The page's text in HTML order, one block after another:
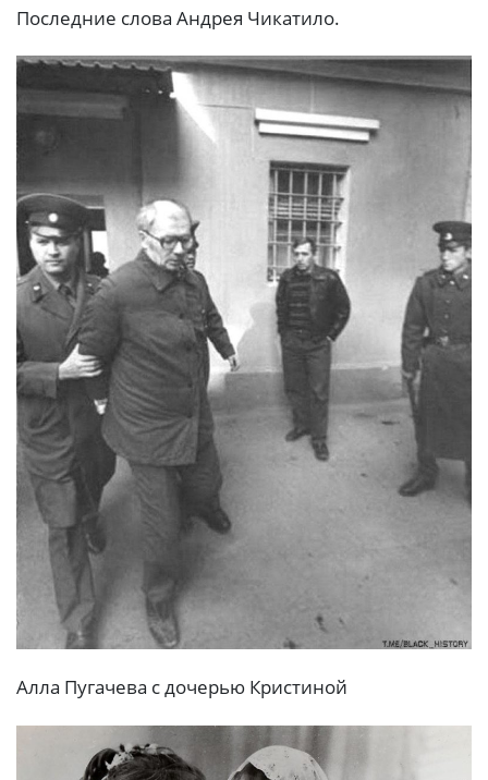
Последние слова Андрея Чикатило.
Алла Пугачева с дочерью Кристиной